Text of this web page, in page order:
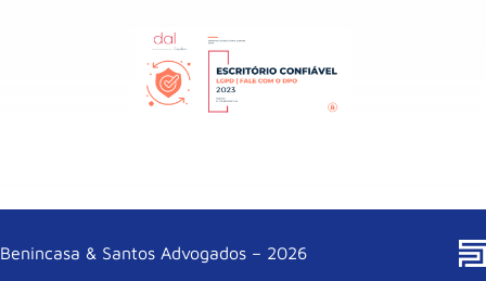
Benincasa & Santos Advogados – 2026